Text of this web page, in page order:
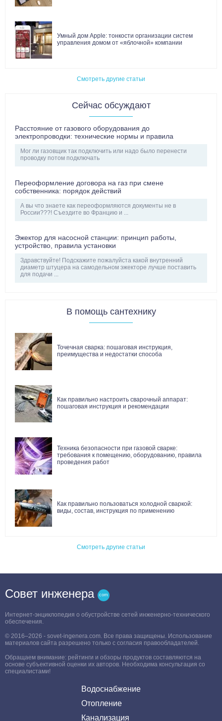
Умный дом Apple: тонкости организации систем
управления домом от «яблочной» компании
Смотреть другие статьи
Сейчас обсуждают
Расстояние от газового оборудования до
электропроводки: технические нормы и правила
Мог ли газовщик так подключить или надо было перенести
проводку потом подключать
Переоформление договора на газ при смене
собственника: порядок действий
А вы что знаете как переоформляются документы не в
России???! Съездите во Францию и ...
Эжектор для насосной станции: принцип работы,
устройство, правила установки
Здравствуйте! Подскажите пожалуйста какой внутренний
диаметр штуцера на самодельном эжекторе лучше поставить
для подачи ...
В помощь сантехнику
Точечная сварка: пошаговая инструкция,
преимущества и недостатки способа
Как правильно настроить сварочный аппарат:
пошаговая инструкция и рекомендации
Техника безопасности при газовой сварке:
требования к помещению, оборудованию, правила
проведения работ
Как правильно пользоваться холодной сваркой:
виды, состав, инструкция по применению
Смотреть другие статьи
Совет инженера
Интернет-энциклопедия о обустройстве сетей инженерно-технического
обеспечения.
© 2016–2026 - sovet-ingenera.com. Все права защищены. Использование
материалов сайта разрешено только с согласия правообладателей.
Обращаем внимание: рейтинги и обзоры продуктов составляются на
основе субъективной оценки их авторов. Необходима консультация со
специалистами!
Водоснабжение
Отопление
Канализация